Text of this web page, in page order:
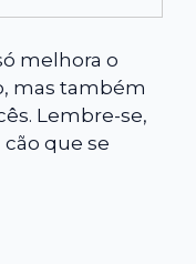
melhora o
mas também
Lembre-se,
que se